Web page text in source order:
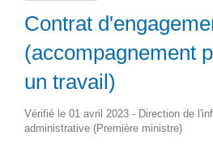
Contrat
(accompagnement
un travail)
Vérifié le 01 avril 2023 - Direction de
administrative (Première ministre)